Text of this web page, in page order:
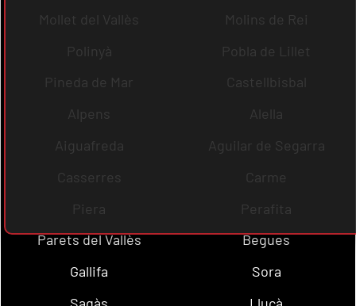
Mollet del Vallès
Molins de Rei
Polinyà
Pobla de Lillet
Pineda de Mar
Castellbisbal
Alpens
Alella
Aiguafreda
Aguilar de Segarra
Casserres
Carme
Piera
Perafita
Parets del Vallès
Begues
Gallifa
Sora